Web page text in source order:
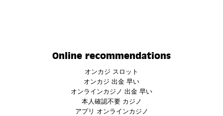
Online recommendations
オンカジ スロット
オンカジ 出金 早い
オンラインカジノ 出金 早い
本人確認不要 カジノ
アプリ オンラインカジノ